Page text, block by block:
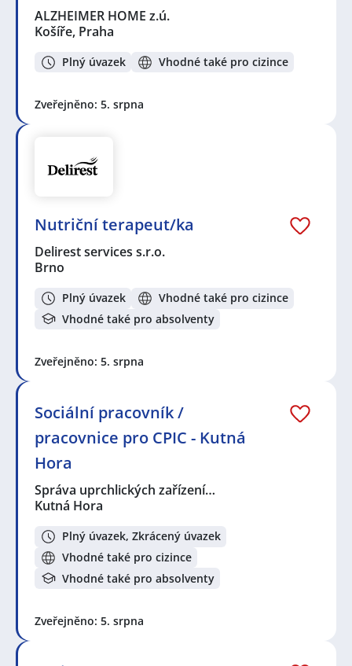
ALZHEIMER HOME z.ú.
Košíře, Praha
Plný úvazek Vhodné také pro cizince
Zveřejněno: 5. srpna
Nutriční terapeut/ka
Delirest services s.r.o.
Brno
Plný úvazek
Vhodné také pro cizince
Vhodné také pro absolventy
Zveřejněno: 5. srpna
Sociální pracovník /
pracovnice pro CPIC - Kutná
Hora
Správa uprchlických zařízení…
Kutná Hora
Plný úvazek, Zkrácený úvazek
Vhodné také pro cizince
Vhodné také pro absolventy
Zveřejněno: 5. srpna